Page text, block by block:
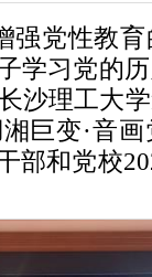
强党性教
学习党的
沙理工大
巨变·音
部和党校